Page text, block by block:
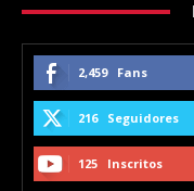
2,459 Fans
216 Seguidores
125 Inscritos